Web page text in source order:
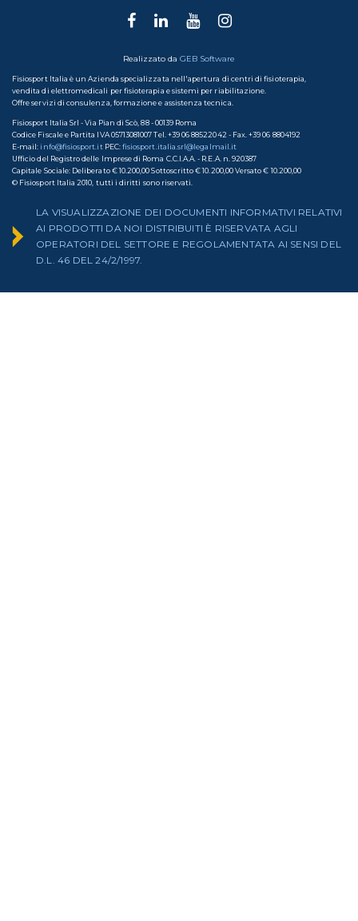
Realizzato da GEB Software
Fisiosport Italia è un Azienda specializzata nell'apertura di centri di fisioterapia,
vendita di elettromedicali per fisioterapia e sistemi per riabilitazione.
Offre servizi di consulenza, formazione e assistenza tecnica.
Fisiosport Italia Srl - Via Pian di Scò, 88 - 00139 Roma
Codice Fiscale e Partita IVA 05713081007 Tel. +39 06 88522042 - Fax. +39 06 8804192
E-mail: info@fisiosport.itPEC:fisiosport.italia.srl@legalmail.it
Ufficio del Registro delle Imprese di Roma C.C.I.A.A. - R.E.A. n. 920387
Capitale Sociale: Deliberato € 10.200,00 Sottoscritto € 10.200,00 Versato € 10.200,00
© Fisiosport Italia 2010, tutti i diritti sono riservati.
LA VISUALIZZAZIONE DEI DOCUMENTI INFORMATIVI RELATIVI
AI PRODOTTI DA NOI DISTRIBUITI È RISERVATA AGLI
OPERATORI DEL SETTORE E REGOLAMENTATA AI SENSI DEL
D.L. 46 DEL 24/2/1997.